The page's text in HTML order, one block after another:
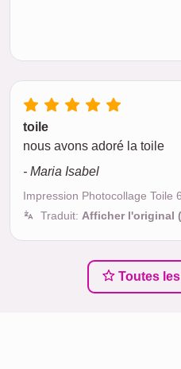
toile
nous avons adoré la toile
- Maria Isabel
Impression Photocollage Toile
Traduit: Afficher l'original
Toutes